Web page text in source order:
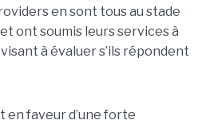
en sont tous au stade
ont soumis leurs services à
à évaluer s’ils répondent
en faveur d’une forte